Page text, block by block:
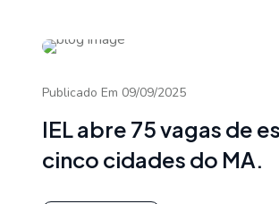
Publicado Em 09/09/2025
IEL abre 75 vagas de
cinco cidades do MA.